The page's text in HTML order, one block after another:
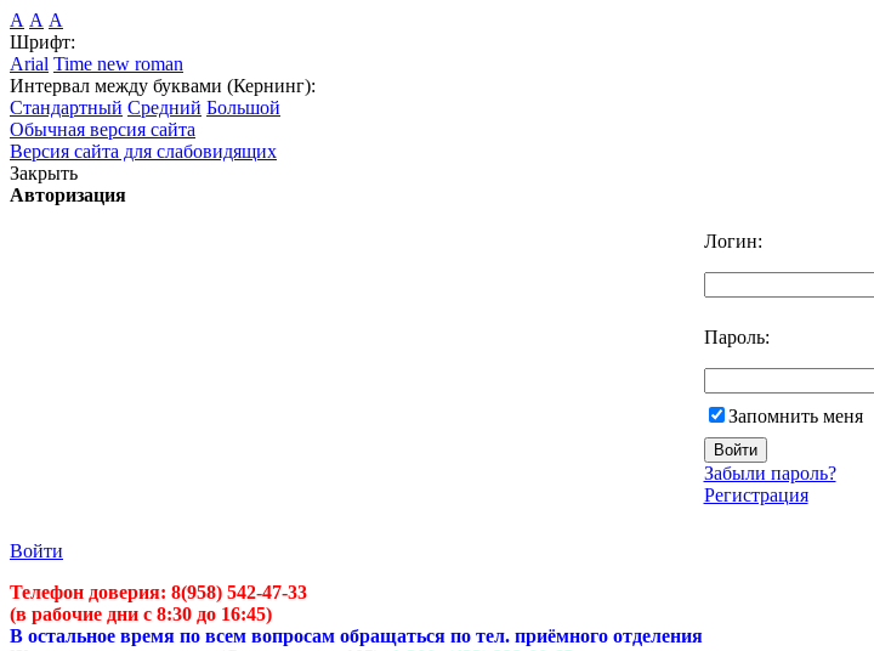
А А А
Шрифт:
Arial Time new roman
Интервал между буквами (Кернинг):
Стандартный Средний Большой
Обычная версия сайта
Версия сайта для слабовидящих
Закрыть
Авторизация
Логин:
Пароль:
Запомнить меня
Забыли пароль?
Регистрация
Войти
Телефон доверия: 8(958) 542-47-33
(в рабочие дни с 8:30 до 16:45)
В остальное время по всем вопросам обращаться по тел. приёмного отделения